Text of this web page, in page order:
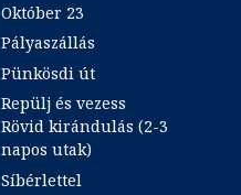
Október 23
Pályaszállás
Pünkösdi út
Repülj és vezess
Rövid kirándulás (2-3
napos utak)
Síbérlettel